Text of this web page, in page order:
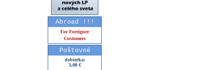
Abroad !!!
For Foreigner
Customers
Poštovné
dobierka:
3,00 €